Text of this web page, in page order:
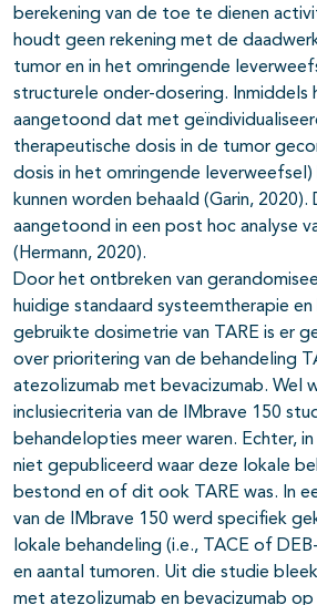
berekening van de toe te dienen
houdt geen rekening met de
tumor en in het omringende
structurele onder-dosering. Inmiddels
aangetoond dat met
therapeutische dosis in de tumor
dosis in het omringende
kunnen worden behaald (Garin,
aangetoond in een post hoc analyse
(Hermann, 2020).
Door het ontbreken van
huidige standaard systeemtherapie
gebruikte dosimetrie van TARE is er
over prioritering van de behandeling
atezolizumab met bevacizumab. Wel
inclusiecriteria van de IMbrave 150
behandelopties meer waren. Echter,
niet gepubliceerd waar deze lokale
bestond en of dit ook TARE was. In
van de IMbrave 150 werd specifiek
lokale behandeling (i.e., TACE of
en aantal tumoren. Uit die studie
met atezolizumab en bevacizumab